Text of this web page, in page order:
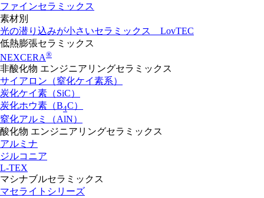
ファインセラミックス
素材別
光の潜り込みが小さいセラミックス LovTEC
低熱膨張セラミックス
NEXCERA®
非酸化物 エンジニアリングセラミックス
サイアロン（窒化ケイ素系）
炭化ケイ素（SiC）
炭化ホウ素（B4C）
窒化アルミ（AlN）
酸化物 エンジニアリングセラミックス
アルミナ
ジルコニア
L-TEX
マシナブルセラミックス
マセライトシリーズ